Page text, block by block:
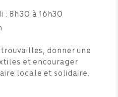
: 8h30 à 16h30
donner une
et encourager
locale et solidaire.